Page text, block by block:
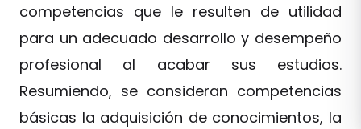
competencias que le resulten de utilidad
para un adecuado desarrollo y desempeño
profesional al acabar sus estudios.
Resumiendo, se consideran competencias
básicas la adquisición de conocimientos, la